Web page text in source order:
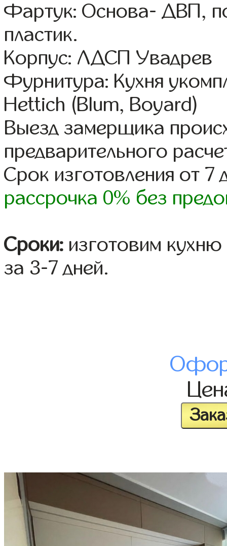
Фартук: Основа- ДВП,
пластик.
Корпус: ЛДСП Увадрев
Фурнитура: Кухня
Hettich (Blum, Boyard)
Выезд замерщика
предварительного
Срок изготовления от 7
рассрочка 0% без
Сроки: изготовим
за 3-7 дней.